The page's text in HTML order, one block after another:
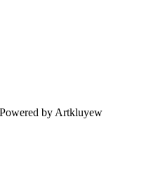
by Artkluyew